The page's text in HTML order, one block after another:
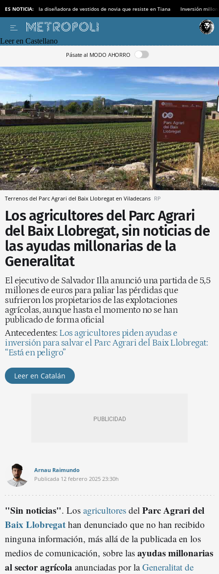
ES NOTICIA: la diseñadora de vestidos de novia que resiste en Tiana Inversión
Leer en Castellano
Pásate al MODO AHORRO
Terrenos del Parc Agrari del Baix Llobregat en Viladecans RP
Los agricultores del Parc Agrari
del Baix Llobregat, sin noticias de
las ayudas millonarias de la
Generalitat
El ejecutivo de Salvador Illa anunció una partida de 5,5
millones de euros para paliar las pérdidas que
sufrieron los propietarios de las explotaciones
agrícolas, aunque hasta el momento no se han
publicado de forma oficial
Antecedentes: Los agricultores piden ayudas e
inversión para salvar el Parc Agrari del Baix Llobregat:
“Está en peligro”
Leer en Catalán
Arnau Raimundo
Publicada 12 febrero 2025 23:30h
"Sin noticias". Los agricultores del Parc Agrari del
Baix Llobregat han denunciado que no han recibido
ninguna información, más allá de la publicada en los
medios de comunicación, sobre las ayudas millonarias
al sector agrícola anunciadas por laGeneralitat de